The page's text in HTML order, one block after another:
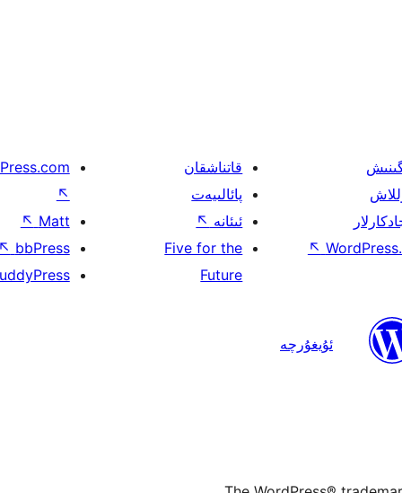
↖
قاتناشقان
پائالىيەت
ئىئانە ↖
Five for the
Future
↖
Matt
↖
bbPress
↖
ئۇيغۇرچە